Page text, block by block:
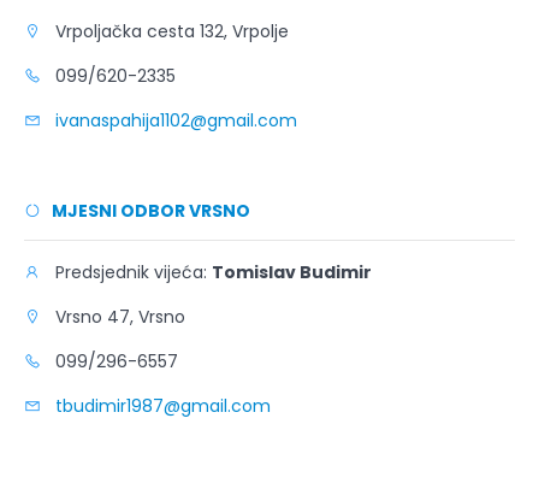
Vrpoljačka cesta 132, Vrpolje
099/620-2335
ivanaspahija1102@gmail.com
MJESNI ODBOR VRSNO
Predsjednik vijeća: Tomislav Budimir
Vrsno 47, Vrsno
099/296-6557
tbudimir1987@gmail.com